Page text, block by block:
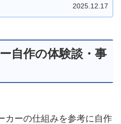
2025.12.17
自作の体験談・事
カーの仕組みを参考に自作